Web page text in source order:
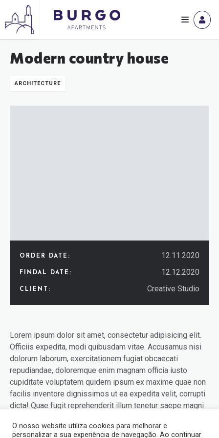
Modern country house
ARCHITECTURE
ORDER DATE: 12.11.2020
FINDAL DATE: 12.12.2020
CLIENT: Creative Studio
Lorem ipsum dolor sit amet, consectetur adipisicing elit.
Officiis expedita, modi quibusdam vitae. Accusamus nisi
dolorum laborum, exercitationem fugiat obcaecati
repudiandae, doloremque enim magnam officia iusto
cupiditate voluptatem quidem ipsum ex maxime quae non
facilis inventore dignissimos ut ea expedita velit, corrupti
dicta! Quae fugit reprehenderit illum tenetur saepe magni
possimus voluptatibus eius! Odio quas at, nihil nobis
O nosso website utiliza cookies para melhorar e
personalizar a sua experiência de navegação. Ao continuar